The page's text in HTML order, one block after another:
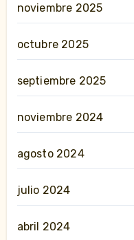
noviembre 2025
octubre 2025
septiembre 2025
noviembre 2024
agosto 2024
julio 2024
abril 2024